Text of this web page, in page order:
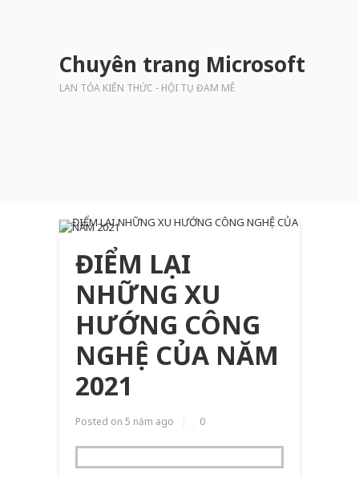
Chuyên trang Microsoft
LAN TỎA KIẾN THỨC - HỘI TỤ ĐAM MÊ
ĐIỂM LẠI
NHỮNG XU
HƯỚNG CÔNG
NGHỆ CỦA NĂM
2021
Posted on 5 năm ago 0